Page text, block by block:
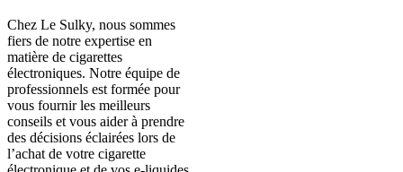
Chez Le Sulky, nous sommes
fiers de notre expertise en
matière de cigarettes
électroniques. Notre équipe de
professionnels est formée pour
vous fournir les meilleurs
conseils et vous aider à prendre
des décisions éclairées lors de
l’achat de votre cigarette